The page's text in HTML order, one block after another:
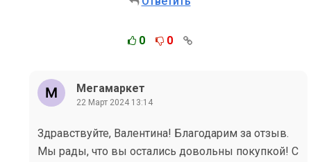
0 0
Мегамаркет
22 Март 2024 13:14
Здравствуйте, Валентина! Благодарим за отзыв.
Мы рады, что вы остались довольны покупкой! С